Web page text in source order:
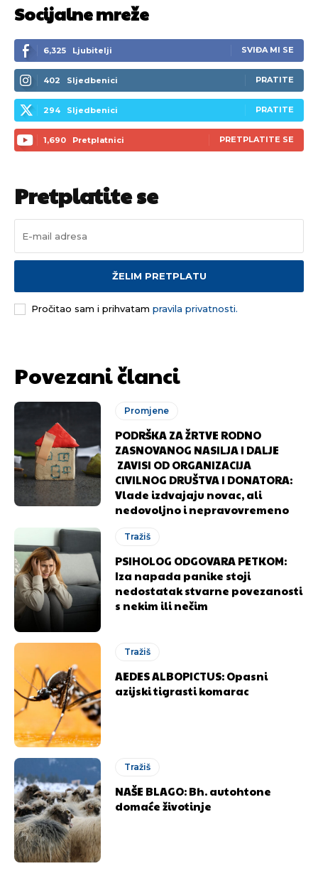
Socijalne mreže
6,325 Ljubitelji SVIĐA MI SE
402 Sljedbenici PRATITE
294 Sljedbenici PRATITE
1,690 Pretplatnici PRETPLATITE SE
Pretplatite se
ŽELIM PRETPLATU
Pročitao sam i prihvatam pravila privatnosti.
Povezani članci
Promjene
PODRŠKA ZA ŽRTVE RODNO
ZASNOVANOG NASILJA I DALJE
ZAVISI OD ORGANIZACIJA
CIVILNOG DRUŠTVA I DONATORA:
Vlade izdvajaju novac, ali
nedovoljno i nepravovremeno
Tražiš
PSIHOLOG ODGOVARA PETKOM:
Iza napada panike stoji
nedostatak stvarne povezanosti
s nekim ili nečim
Tražiš
AEDES ALBOPICTUS: Opasni
azijski tigrasti komarac
Tražiš
NAŠE BLAGO: Bh. autohtone
domaće životinje